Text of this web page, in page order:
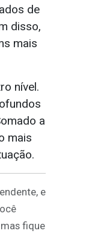
de
disso,
mais
nível.
a
mais
e
fique